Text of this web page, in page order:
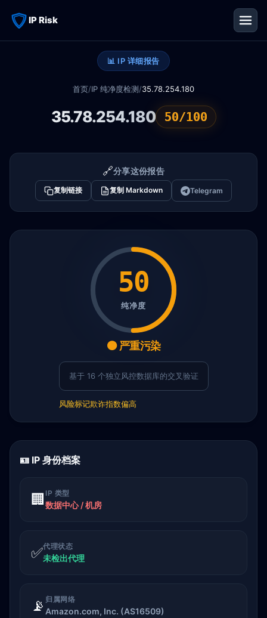
IP Risk
📊 IP 详细报告
首页/IP 纯净度检测/35.78.254.180
35.78.254.180 50/100
🔗分享这份报告
复制链接 复制 Markdown Telegram
50
纯净度
🟠 严重污染
基于 16 个独立风控数据库的交叉验证
风险标记欺诈指数偏高
🪪 IP 身份档案
🏢 IP 类型
数据中心 / 机房
✅代理状态
未检出代理
📡 归属网络
Amazon.com, Inc. (AS16509)